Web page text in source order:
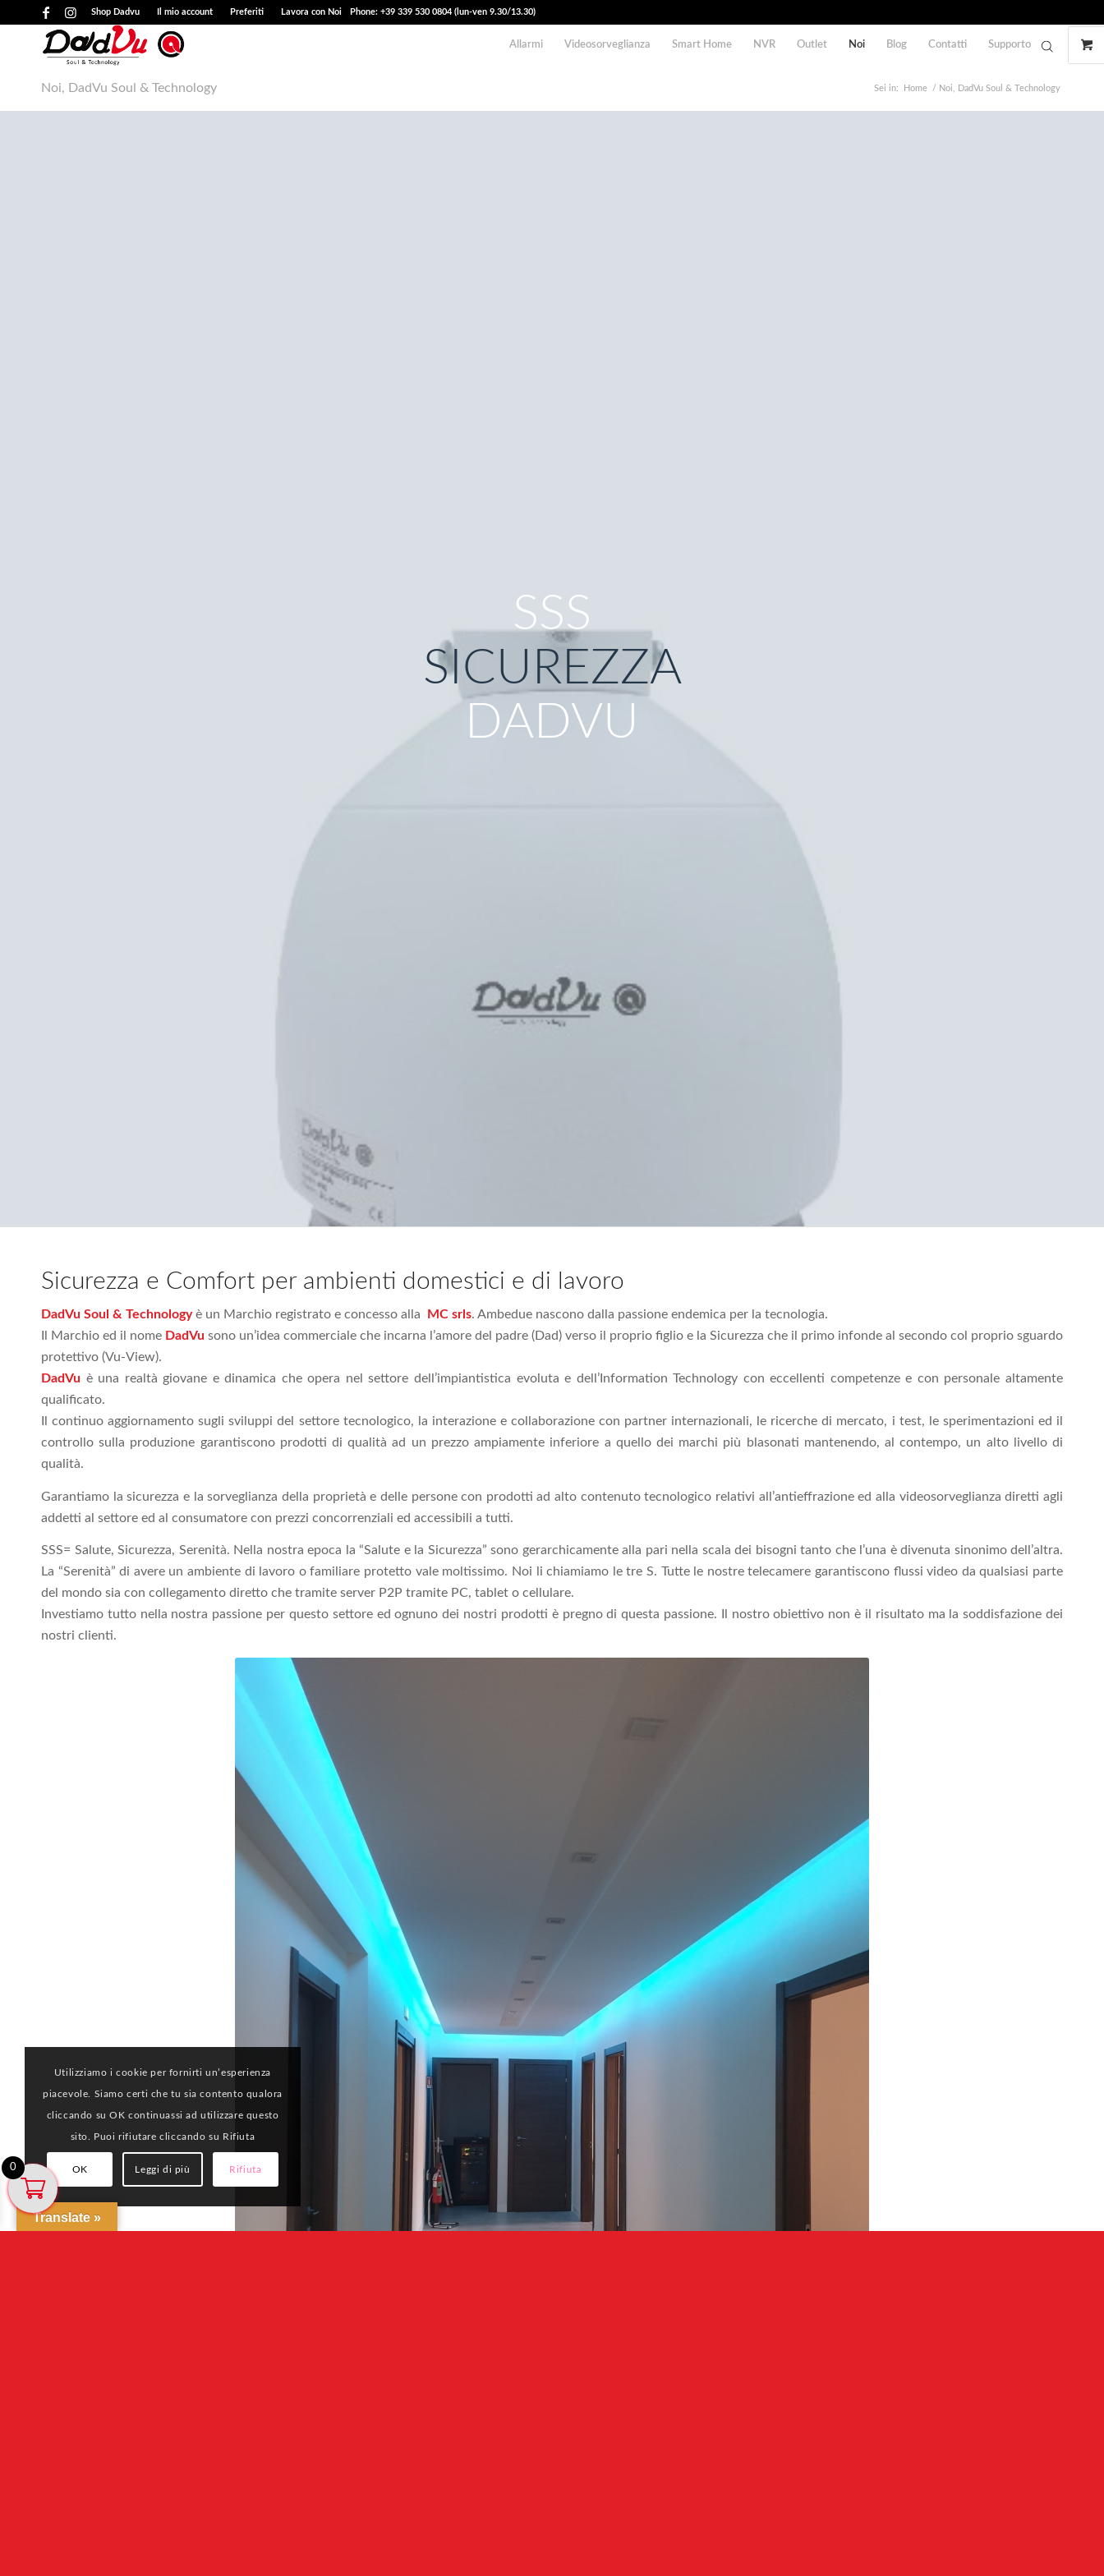
Shop Dadvu Il mio account Preferiti Lavora con Noi Phone: +39 339 530 0804 (lun-ven 9.30/13.30)
Allarmi Videosorveglianza Smart Home NVR Outlet Noi Blog Contatti Supporto
Noi, DadVu Soul & Technology Sei in: Home / Noi, DadVu Soul & Technology
SSS
SICUREZZA
DADVU
Sicurezza e Comfort per ambienti domestici e di lavoro
DadVu Soul & Technologyè un Marchio registrato e concesso alla MC srls. Ambedue nascono dalla passione endemica per la tecnologia.
Il Marchio ed il nome DadVu sono un’idea commerciale che incarna l’amore del padre (Dad) verso il proprio figlio e la Sicurezza che il primo infonde al secondo col proprio sguardo
protettivo (Vu-View).
DadVu è una realtà giovane e dinamica che opera nel settore dell’impiantistica evoluta e dell’Information Technology con eccellenti competenze e con personale altamente
qualificato.
Il continuo aggiornamento sugli sviluppi del settore tecnologico, la interazione e collaborazione con partner internazionali, le ricerche di mercato, i test, le sperimentazioni ed il
controllo sulla produzione garantiscono prodotti di qualità ad un prezzo ampiamente inferiore a quello dei marchi più blasonati mantenendo, al contempo, un alto livello di
qualità.
Garantiamo la sicurezza e la sorveglianza della proprietà e delle persone con prodotti ad alto contenuto tecnologico relativi all’antieffrazione ed alla videosorveglianza diretti agli
addetti al settore ed al consumatore con prezzi concorrenziali ed accessibili a tutti.
SSS= Salute, Sicurezza, Serenità. Nella nostra epoca la “Salute e la Sicurezza” sono gerarchicamente alla pari nella scala dei bisogni tanto che l’una è divenuta sinonimo dell’altra.
La “Serenità” di avere un ambiente di lavoro o familiare protetto vale moltissimo. Noi li chiamiamo le tre S. Tutte le nostre telecamere garantiscono flussi video da qualsiasi parte
del mondo sia con collegamento diretto che tramite server P2P tramite PC, tablet o cellulare.
Investiamo tutto nella nostra passione per questo settore ed ognuno dei nostri prodotti è pregno di questa passione. Il nostro obiettivo non è il risultato ma la soddisfazione dei
nostri clienti.
Utilizziamo i cookie per fornirti un’esperienza
piacevole. Siamo certi che tu sia contento qualora
cliccando su OK continuassi ad utilizzare questo
sito. Puoi rifiutare cliccando su Rifiuta
OK Leggi di più Rifiuta
Translate »
0